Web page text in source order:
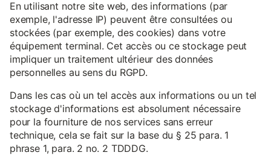
En utilisant notre site web, des informations (par
exemple, l'adresse IP) peuvent être consultées ou
stockées (par exemple, des cookies) dans votre
équipement terminal. Cet accès ou ce stockage peut
impliquer un traitement ultérieur des données
personnelles au sens du RGPD.
Dans les cas où un tel accès aux informations ou un tel
stockage d'informations est absolument nécessaire
pour la fourniture de nos services sans erreur
technique, cela se fait sur la base du § 25 para. 1
phrase 1, para. 2 no. 2 TDDDG.